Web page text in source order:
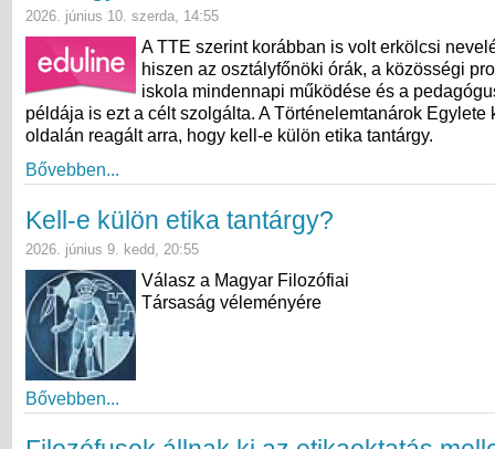
2026. június 10. szerda, 14:55
A TTE szerint korábban is volt erkölcsi
hiszen az osztályfőnöki órák, a közösségi
iskola mindennapi működése és a
példája is ezt a célt szolgálta. A Történelemtanárok Egylete
oldalán reagált arra, hogy kell-e külön etika tantárgy.
Bővebben...
Kell-e külön etika tantárgy?
2026. június 9. kedd, 20:55
Válasz a Magyar Filozófiai
Társaság véleményére
Bővebben...